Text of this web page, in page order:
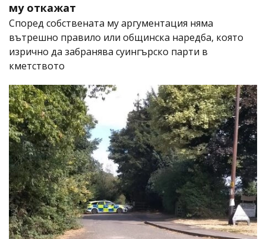
му откажат
Според собствената му аргументация няма
вътрешно правило или общинска наредба, която
изрично да забранява суингърско парти в
кметството